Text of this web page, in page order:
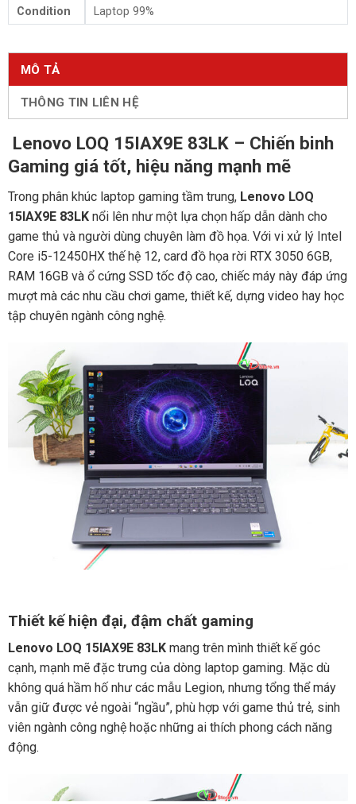
MÔ TẢ
THÔNG TIN LIÊN HỆ
Lenovo LOQ 15IAX9E 83LK– Chiến binh
Gaming giá tốt, hiệu năng mạnh mẽ
Trong phân khúc laptop gaming tầm trung, Lenovo LOQ
15IAX9E 83LKnổi lên như một lựa chọn hấp dẫn dành cho
game thủ và người dùng chuyên làm đồ họa. Với vi xử lý Intel
Core i5-12450HX thế hệ 12, card đồ họa rời RTX 3050 6GB,
RAM 16GB và ổ cứng SSD tốc độ cao, chiếc máy này đáp ứng
mượt mà các nhu cầu chơi game, thiết kế, dựng video hay học
tập chuyên ngành công nghệ.
Thiết kế hiện đại, đậm chất gaming
Lenovo LOQ 15IAX9E 83LKmang trên mình thiết kế góc
cạnh, mạnh mẽ đặc trưng của dòng laptop gaming. Mặc dù
không quá hầm hố như các mẫu Legion, nhưng tổng thể máy
vẫn giữ được vẻ ngoài “ngầu”, phù hợp với game thủ trẻ, sinh
viên ngành công nghệ hoặc những ai thích phong cách năng
động.
Condition
Laptop 99%